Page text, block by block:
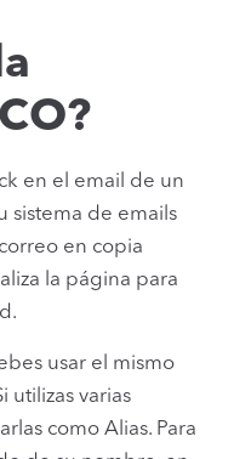
en el email de un
sistema de emails
en copia
la página para
usar el mismo
utilizas varias
como Alias. Para